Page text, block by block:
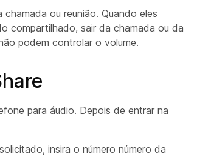
ou reunião. Quando eles
compartilhado, sair da chamada ou da
podem controlar o volume.
para áudio. Depois de entrar na
insira o número número da